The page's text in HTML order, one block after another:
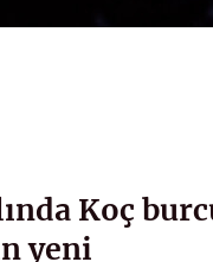
Koç
yeni